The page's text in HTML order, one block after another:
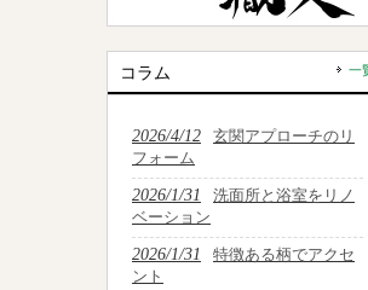
コラム 一
2026/4/12
玄関アプローチのリ
フォーム
2026/1/31
洗面所と浴室をリノ
ベーション
2026/1/31
特徴ある柄でアクセ
ント